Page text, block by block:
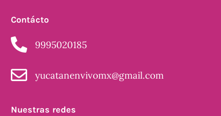
Contácto
9995020185
yucatanenvivomx@gmail.com
Nuestras redes